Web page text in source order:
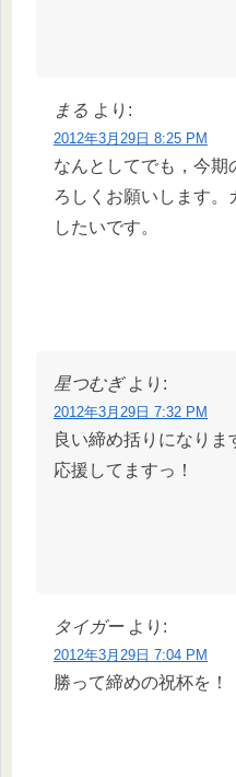
まる より:
2012年3月29日 8:25 PM
なんとしてでも，今期
ろしくお願いします。
したいです。
星つむぎ より:
2012年3月29日 7:32 PM
良い締め括りになりま
応援してますっ！
タイガー より:
2012年3月29日 7:04 PM
勝って締めの祝杯を！